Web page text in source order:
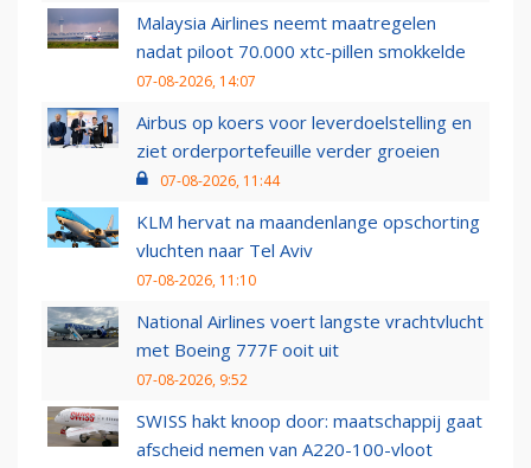
Malaysia Airlines neemt maatregelen
nadat piloot 70.000 xtc-pillen smokkelde
07-08-2026, 14:07
Airbus op koers voor leverdoelstelling en
ziet orderportefeuille verder groeien
07-08-2026, 11:44
KLM hervat na maandenlange opschorting
vluchten naar Tel Aviv
07-08-2026, 11:10
National Airlines voert langste vrachtvlucht
met Boeing 777F ooit uit
07-08-2026, 9:52
SWISS hakt knoop door: maatschappij gaat
afscheid nemen van A220-100-vloot